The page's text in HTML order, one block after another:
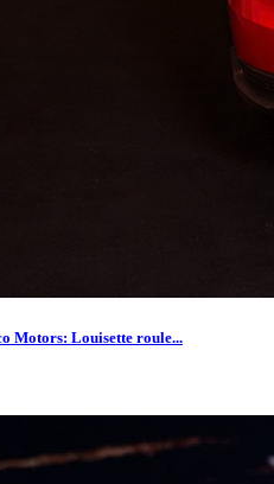
Motors: Louisette roule...